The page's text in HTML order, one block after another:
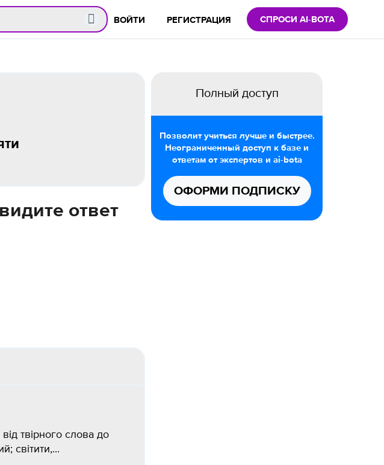
ВОЙТИ РЕГИСТРАЦИЯ СПРОСИ AI-BOTA
ответ
твірного слова до
світити,...
Полный доступ
Позволит учиться лучше и быстрее.
Неограниченный доступ к базе и
ответам от экспертов и ai-bota
ОФОРМИ ПОДПИСКУ